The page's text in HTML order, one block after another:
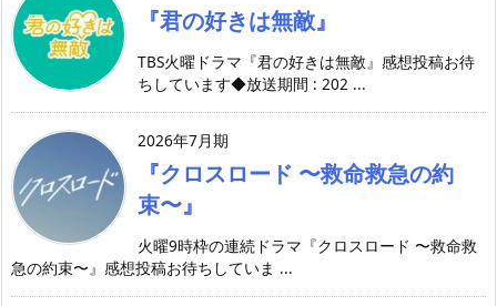
『君の好きは無敵』
TBS火曜ドラマ『君の好きは無敵』感想投稿お待
ちしています◆放送期間 : 202 ...
2026年7月期
『クロスロード 〜救命救急の約
束〜』
火曜9時枠の連続ドラマ『クロスロード 〜救命救
急の約束〜』感想投稿お待ちしていま ...